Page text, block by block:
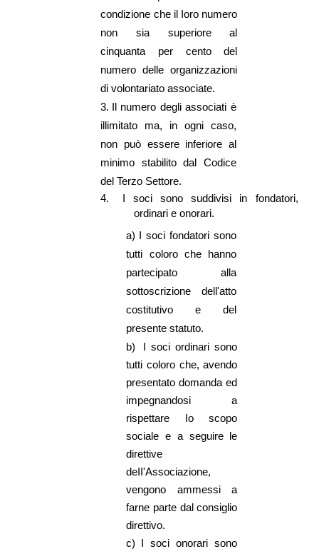
condizione che il Ioro numero
non sia superiore al
cinquanta per cento del
numero delle organizzazioni
di volontariato associate.
3. Il numero degli associati è
illimitato ma, in ogni caso,
non può essere inferiore al
minimo stabilito dal Codice
del Terzo Settore.
4.
I soci sono suddivisi in fondatori,
ordinari e onorari.
a) I soci fondatori sono
tutti coloro che hanno
partecipato alla
sottoscrizione dell'atto
costitutivo e del
presente statuto.
b)
I soci ordinari sono
tutti coloro che, avendo
presentato domanda ed
impegnandosi a
rispettare Io scopo
sociale e a seguire le
direttive
deII'Associazione,
vengono ammessi a
farne parte dal consiglio
direttivo.
c) I soci onorari sono